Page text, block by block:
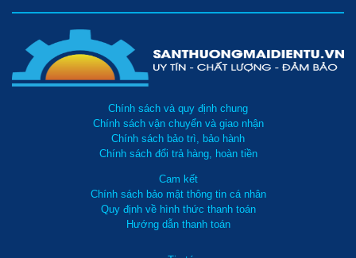
Chính sách và quy định chung
Chính sách vận chuyển và giao nhận
Chính sách bảo trì, bảo hành
Chính sách đổi trả hàng, hoàn tiền
Cam kết
Chính sách bảo mật thông tin cá nhân
Quy định về hình thức thanh toán
Hướng dẫn thanh toán